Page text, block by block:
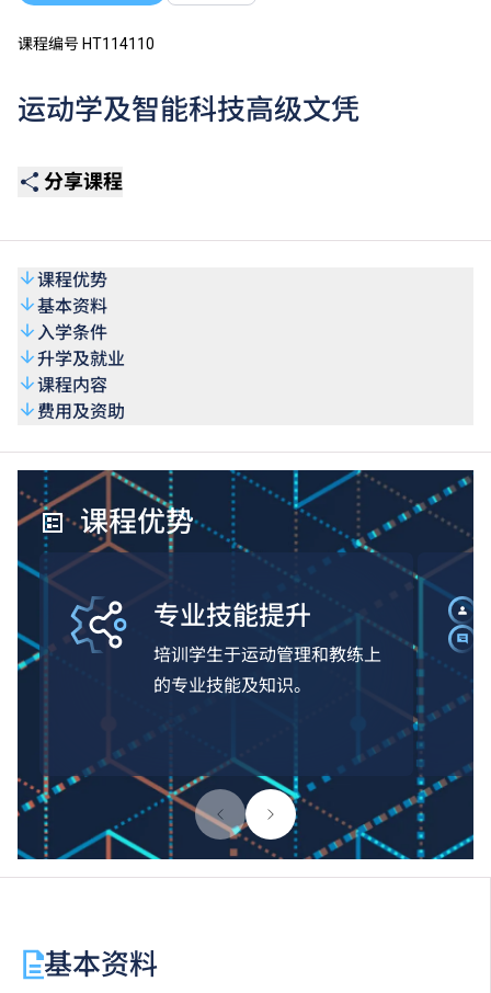
课程编号 HT114110
运动学及智能科技高级文凭
分享课程
课程优势
基本资料
入学条件
升学及就业
课程内容
费用及资助
课程优势
专业技能提升
培训学生于运动管理和教练上
的专业技能及知识。
基本资料